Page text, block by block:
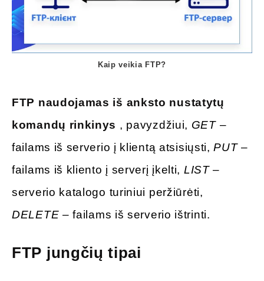
Kaip veikia FTP?
FTP naudojamas iš anksto nustatytų
komandų rinkinys , pavyzdžiui, GET–
failams iš serverio į klientą atsisiųsti,PUT–
failams iš kliento į serverį įkelti, LIST–
serverio katalogo turiniui peržiūrėti,
DELETE – failams iš serverio ištrinti.
FTP jungčių tipai